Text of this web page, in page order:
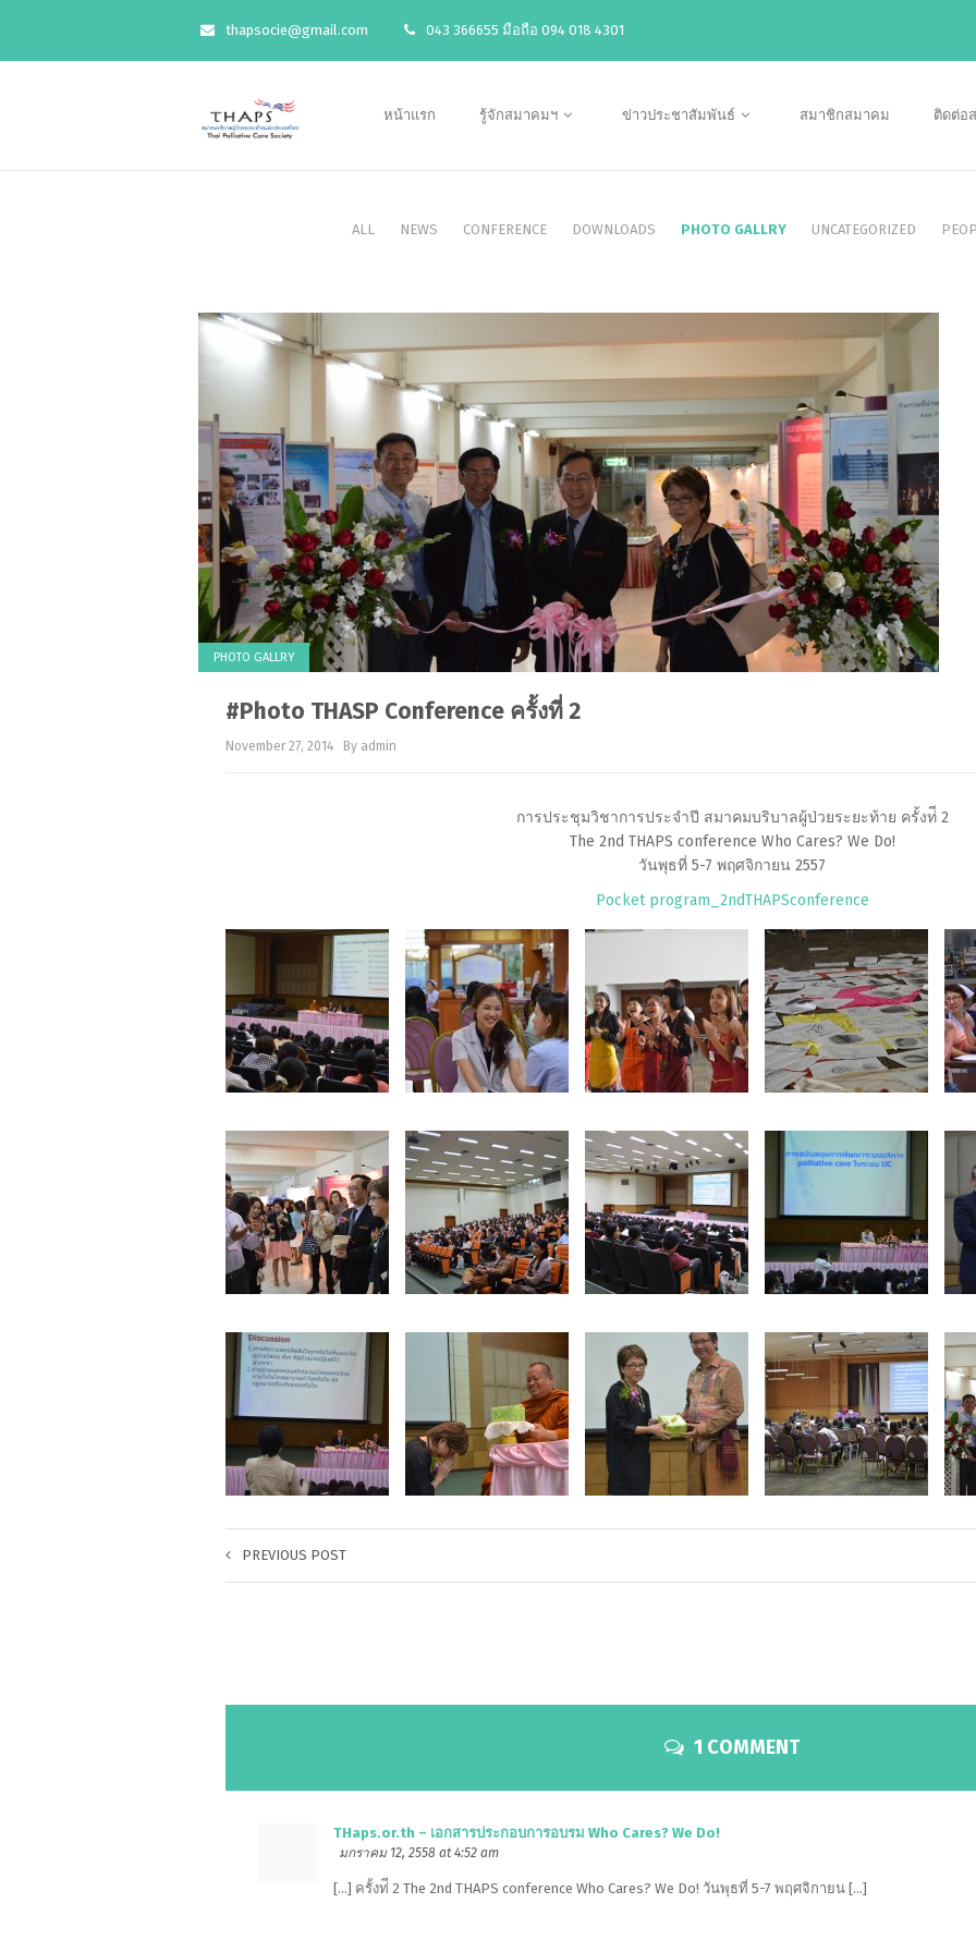
thapsocie@gmail.com 043 366655 มือถือ 094 018 4301
หน้าแรก รู้จักสมาคมฯ ข่าวประชาสัมพันธ์ สมาชิกสมาคม ติดต่อ
ALL NEWS CONFERENCE DOWNLOADS PHOTO GALLRY UNCATEGORIZED
PHOTO GALLRY
#Photo THASP Conference ครั้งที่ 2
November 27, 2014 By admin
การประชุมวิชาการประจำปี สมาคมบริบาลผู้ป่วยระยะท้าย ครั้งท่ี 2
The 2nd THAPS conference Who Cares? We Do!
วันพุธที่ 5-7 พฤศจิกายน 2557
Pocket program_2ndTHAPSconference
PREVIOUS POST
1 COMMENT
THaps.or.th – เอกสารประกอบการอบรม Who Cares? We Do!
มกราคม 12, 2558 at 4:52 am
[…] ครั้งท่ี 2 The 2nd THAPS conference Who Cares? We Do! วันพุธที่ 5-7 พฤศจิกายน […]